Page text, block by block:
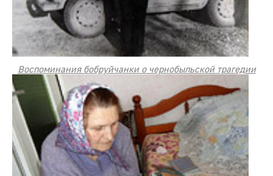
Воспоминания бобруйчанки о чернобыльской трагедии